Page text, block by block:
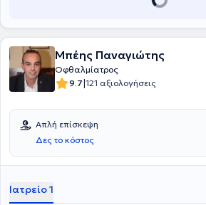
Πανεπιστημίου Θεσσαλονίκης και είναι
Ιατρικής Σχολής του Αριστοτελείου
μεταπτυχιακές σπουδές στις Κλινικές
Ιατρικής. Ασχολείται πολύ ενεργά με την κλινική έρευνα και η
αξιόλογη ερευνητική εμπειρία που διαθέτει
πληθώρα επιστημονικών δημοσιεύσεων σε
Οφθαλμολογίας καθώς και πλήθος
στα οποία συχνά συμμετέχει σε εξωτερικό
Μπέης Παναγιώτης
Οφθαλμίατρος
9.7|121 αξιολογήσεις
Απλή επίσκεψη
Δες το κόστος
Ιατρείο 1